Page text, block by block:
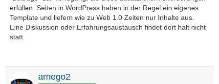
erfüllen. Seiten in WordPress haben in der Regel ein eigenes
Template und liefern wie zu Web 1.0 Zeiten nur Inhalte aus.
Eine Diskussion oder Erfahrungsaustausch findet dort halt nicht
statt.
arnego2